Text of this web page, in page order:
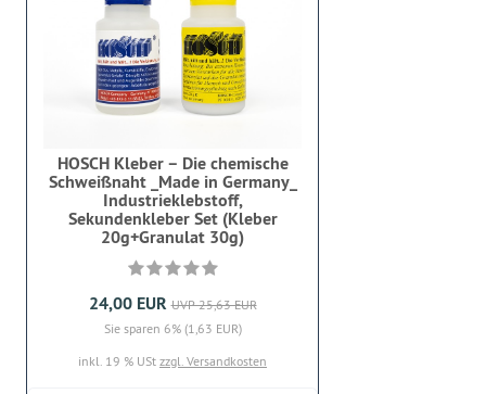
HOSCH Kleber – Die chemische
Schweißnaht _Made in Germany_
Industrieklebstoff,
Sekundenkleber Set (Kleber
20g+Granulat 30g)
24,00 EUR UVP 25,63 EUR
Sie sparen 6% (1,63 EUR)
inkl. 19 % USt zzgl. Versandkosten